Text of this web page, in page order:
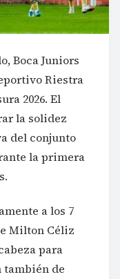
Boca Juniors
Riestra
2026. El
la solidez
del conjunto
la primera
a los 7
Milton Céliz
para
también de